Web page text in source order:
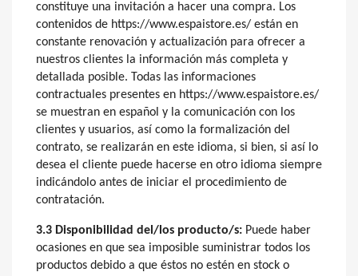
constituye una invitación a hacer una compra. Los
contenidos de https://www.espaistore.es/ están en
constante renovación y actualización para ofrecer a
nuestros clientes la información más completa y
detallada posible. Todas las informaciones
contractuales presentes en https://www.espaistore.es/
se muestran en español y la comunicación con los
clientes y usuarios, así como la formalización del
contrato, se realizarán en este idioma, si bien, si así lo
desea el cliente puede hacerse en otro idioma siempre
indicándolo antes de iniciar el procedimiento de
contratación.
3.3 Disponibilidad del/los producto/s: Puede haber
ocasiones en que sea imposible suministrar todos los
productos debido a que éstos no estén en stock o